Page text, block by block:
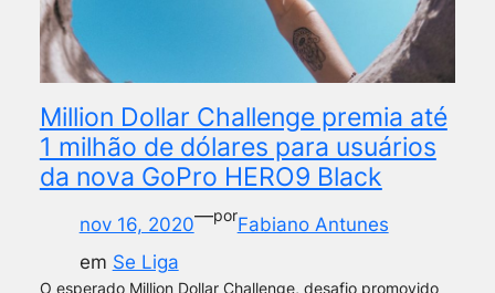
Million Dollar Challenge premia até
1 milhão de dólares para usuários
da nova GoPro HERO9 Black
nov 16, 2020—porFabiano Antunes
em Se Liga
O esperado Million Dollar Challenge, desafio promovido